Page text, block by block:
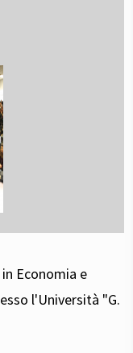
Economia e
l'Università "G.